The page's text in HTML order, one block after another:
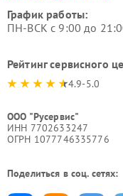
График работы:
ПН-ВСК с 9:00 до
Рейтинг сервисного
4.9-5.0
ООО "Русервис"
ИНН 7702633247
ОГРН 1077746335776
Поделиться в соц. сетях: